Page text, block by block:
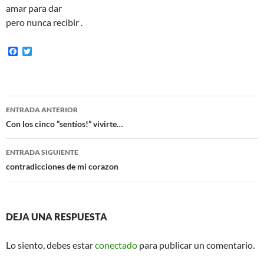
amar para dar
pero nunca recibir .
F
o
o
e
r
Navegación
de
entradas
ENTRADA ANTERIOR
Con los cinco “sentíos!” vivirte…
ENTRADA SIGUIENTE
contradicciones de mi corazon
DEJA UNA RESPUESTA
Lo siento, debes estarconectado para publicar un comentario.